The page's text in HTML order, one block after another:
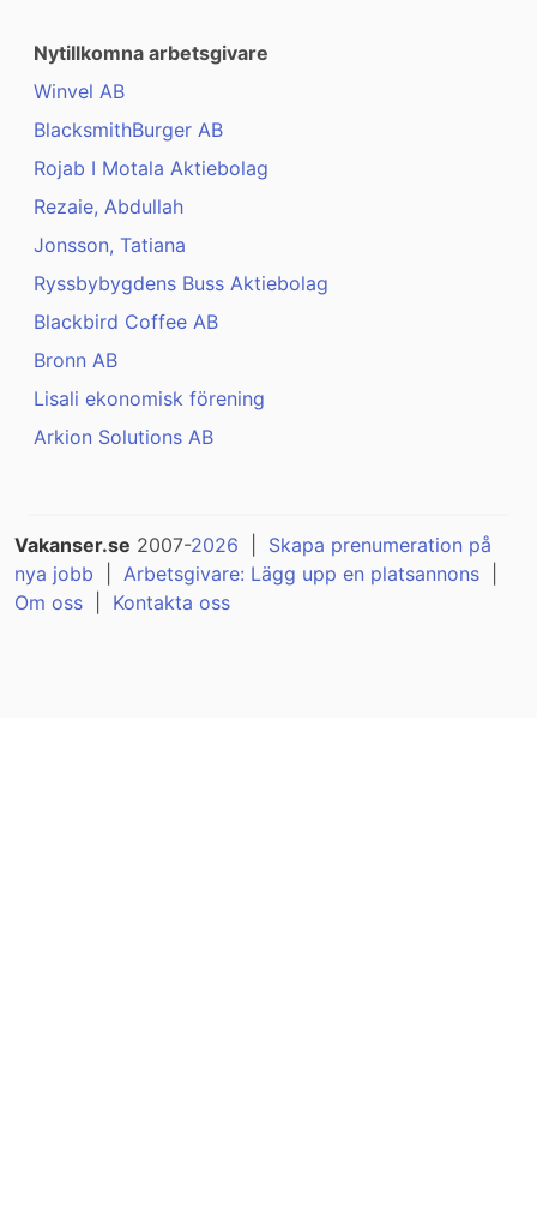
Nytillkomna arbetsgivare
Winvel AB
BlacksmithBurger AB
Rojab I Motala Aktiebolag
Rezaie, Abdullah
Jonsson, Tatiana
Ryssbybygdens Buss Aktiebolag
Blackbird Coffee AB
Bronn AB
Lisali ekonomisk förening
Arkion Solutions AB
Vakanser.se 2007-2026
Skapa prenumeration på
nya jobb
Arbetsgivare: Lägg upp en platsannons
Om oss
Kontakta oss